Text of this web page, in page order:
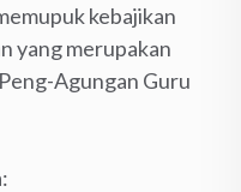
kebajikan
yang merupakan
Agungan Guru